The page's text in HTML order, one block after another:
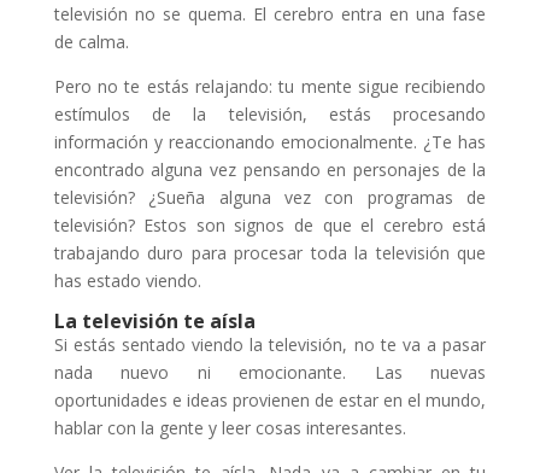
televisión no se quema. El cerebro entra en una fase
de calma.
Pero no te estás relajando: tu mente sigue recibiendo
estímulos de la televisión, estás procesando
información y reaccionando emocionalmente. ¿Te has
encontrado alguna vez pensando en personajes de la
televisión? ¿Sueña alguna vez con programas de
televisión? Estos son signos de que el cerebro está
trabajando duro para procesar toda la televisión que
has estado viendo.
La televisión te aísla
Si estás sentado viendo la televisión, no te va a pasar
nada nuevo ni emocionante. Las nuevas
oportunidades e ideas provienen de estar en el mundo,
hablar con la gente y leer cosas interesantes.